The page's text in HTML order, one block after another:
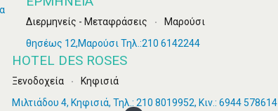
Διερμηνείς - Μεταφράσεις
Μαρούσι
θησέως 12,Μαρούσι Τηλ.:210 6142244
HOTEL DES ROSES
Ξενοδοχεία
Κηφισιά
Μιλτιάδου 4, Κηφισιά, Τηλ.: 210 8019952, Κιν.: 6944 578614